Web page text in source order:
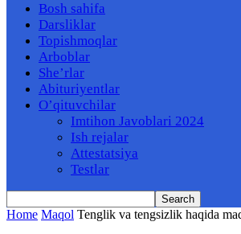
Bosh sahifa
Darsliklar
Topishmoqlar
Arboblar
She’rlar
Abituriyentlar
O’qituvchilar
Imtihon Javoblari 2024
Ish rejalar
Attestatsiya
Testlar
Home Maqol Tenglik va tengsizlik haqida